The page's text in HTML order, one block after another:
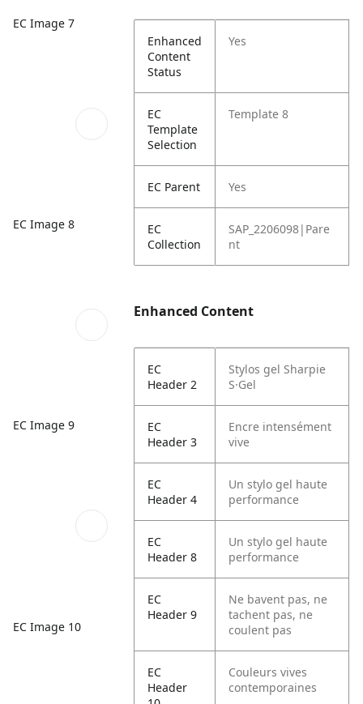
EC Image 7
EC Image 8
EC Image 9
EC Image 10
Enhanced
Content
Status
Yes
EC
Template
Selection
Template 8
EC Parent Yes
EC
Collection
SAP_2206098|Pare
nt
Enhanced Content
EC
Header 2
Stylos gel Sharpie
S·Gel
EC
Header 3
Encre intensément
vive
EC
Header 4
Un stylo gel haute
performance
EC
Header 8
Un stylo gel haute
performance
EC
Header 9
Ne bavent pas, ne
tachent pas, ne
coulent pas
EC
Header
Couleurs vives
contemporaines